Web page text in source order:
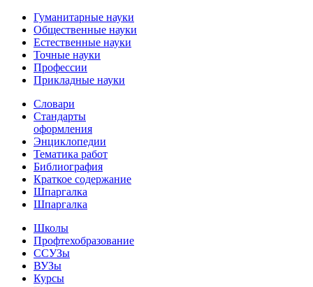
Гуманитарные науки
Общественные науки
Естественные науки
Точные науки
Профессии
Прикладные науки
Словари
Стандарты
оформления
Энциклопедии
Тематика работ
Библиография
Краткое содержание
Шпаргалка
Шпаргалка
Школы
Профтехобразование
ССУЗы
ВУЗы
Курсы